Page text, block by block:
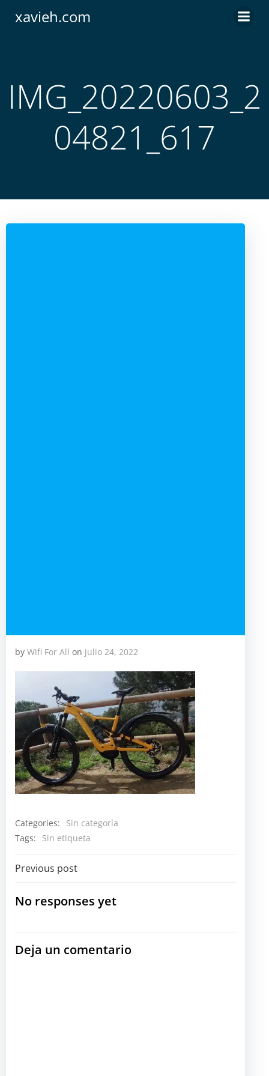
xavieh.com
IMG_20220603_2
04821_617
by Wifi For All on julio 24, 2022
Categories:
Sin categoría
Tags:
Sin etiqueta
Navegación
por
entradas
Previous post
No responses yet
Deja un comentario